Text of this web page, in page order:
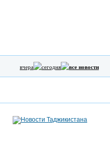
вчера сегодня все новости